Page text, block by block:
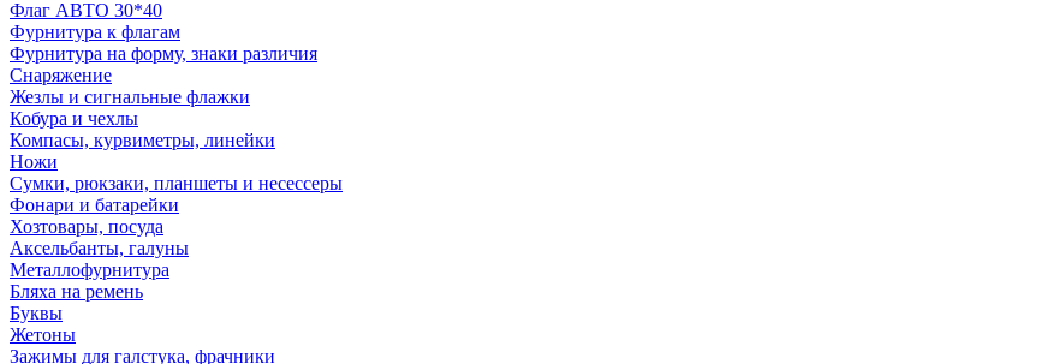
Флаг АВТО 30*40
Фурнитура к флагам
Фурнитура на форму, знаки различия
Снаряжение
Жезлы и сигнальные флажки
Кобура и чехлы
Компасы, курвиметры, линейки
Ножи
Сумки, рюкзаки, планшеты и несессеры
Фонари и батарейки
Хозтовары, посуда
Аксельбанты, галуны
Металлофурнитура
Бляха на ремень
Буквы
Жетоны
Зажимы для галстука, фрачники